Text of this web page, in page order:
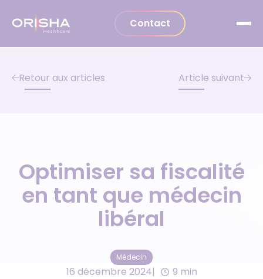
Contact
Retour aux articles Article suivant
Optimiser sa fiscalité
en tant que médecin
libéral
Médecin
16 décembre 2024 9 min